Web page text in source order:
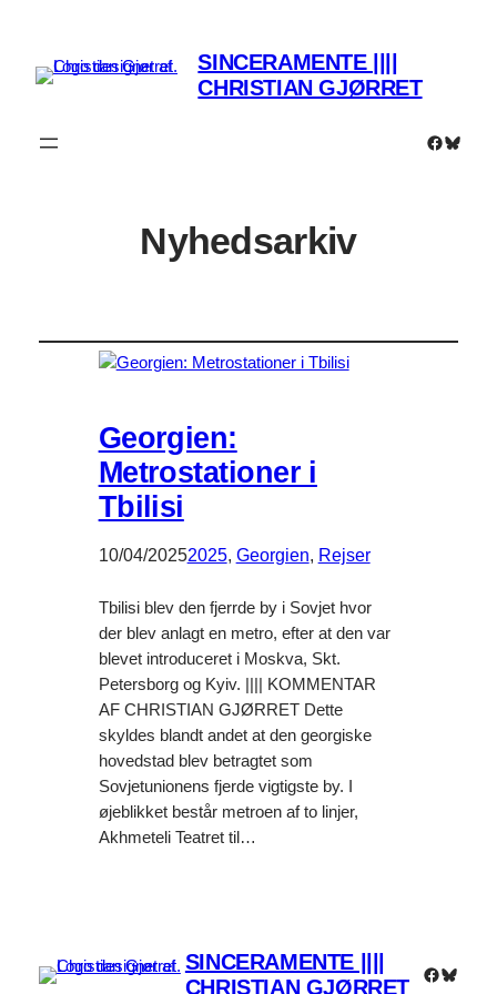
SINCERAMENTE ||||
CHRISTIAN GJØRRET
Nyhedsarkiv
Georgien:
Metrostationer i
Tbilisi
10/04/20252025, Georgien‎, Rejser
Tbilisi blev den fjerrde by i Sovjet hvor
der blev anlagt en metro, efter at den var
blevet introduceret i Moskva, Skt.
Petersborg og Kyiv. |||| KOMMENTAR
AF CHRISTIAN GJØRRET Dette
skyldes blandt andet at den georgiske
hovedstad blev betragtet som
Sovjetunionens fjerde vigtigste by. I
øjeblikket består metroen af to linjer,
Akhmeteli Teatret til…
SINCERAMENTE ||||
CHRISTIAN GJØRRET